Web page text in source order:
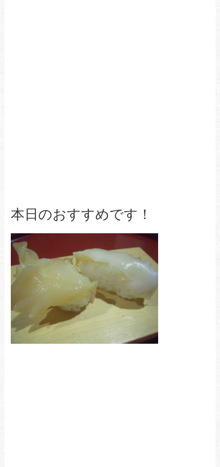
本日のおすすめです！